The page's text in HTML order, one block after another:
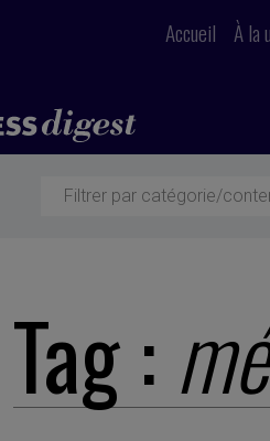
Accueil À la
Filtrer par catégorie/
Tag :